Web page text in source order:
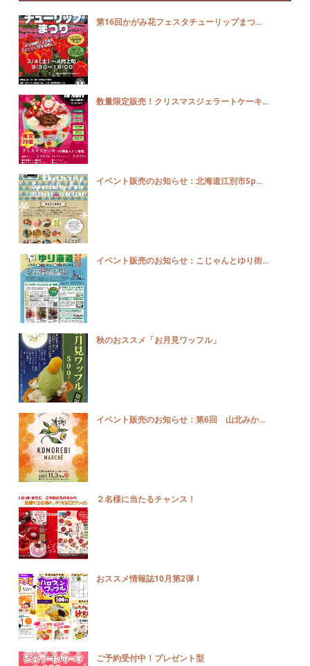
第16回かがみ花フェスタチューリップまつ...
数量限定販売！クリスマスジェラートケーキ...
イベント販売のお知らせ：北海道江別市Sp...
イベント販売のお知らせ：こじゃんとゆり街...
秋のおススメ「お月見ワッフル」
イベント販売のお知らせ：第6回 山北みか...
２名様に当たるチャンス！
おススメ情報誌10月第2弾！
ご予約受付中！プレゼント型